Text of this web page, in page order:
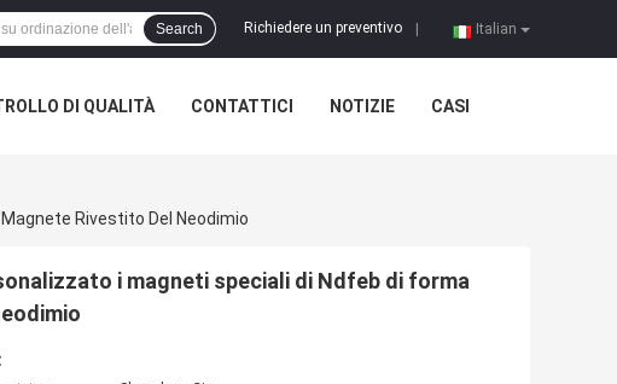
Italian
Richiedere un preventivo
Search
DI QUALITÀ CONTATTICI NOTIZIE CASI
Rivestito Del Neodimio
i magneti speciali di Ndfeb di forma